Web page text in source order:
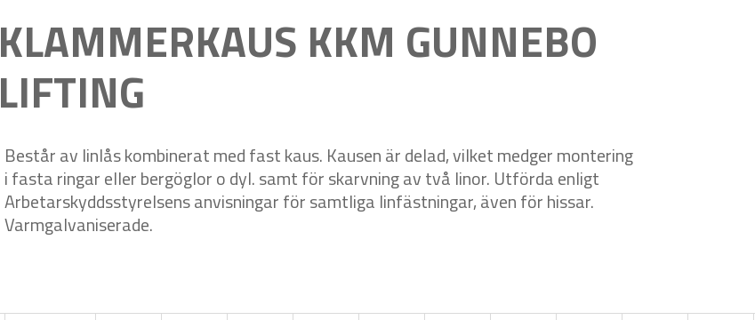
KLAMMERKAUS KKM GUNNEBO
LIFTING
Består av linlås kombinerat med fast kaus. Kausen är delad, vilket medger montering
i fasta ringar eller bergöglor o dyl. samt för skarvning av två linor. Utförda enligt
Arbetarskyddsstyrelsens anvisningar för samtliga linfästningar, även för hissar.
Varmgalvaniserade.